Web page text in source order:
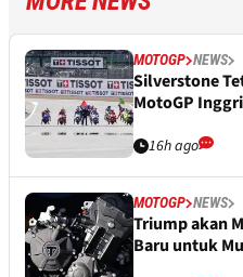
MOTOGP NEWS
Silverstone
MotoGP
16h ago
MOTOGP NEWS
Triump akan
Baru untuk